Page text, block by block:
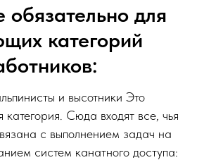
для
категорий
и высотники Это
Сюда входят все, чья
с выполнением задач на
систем канатного доступа: